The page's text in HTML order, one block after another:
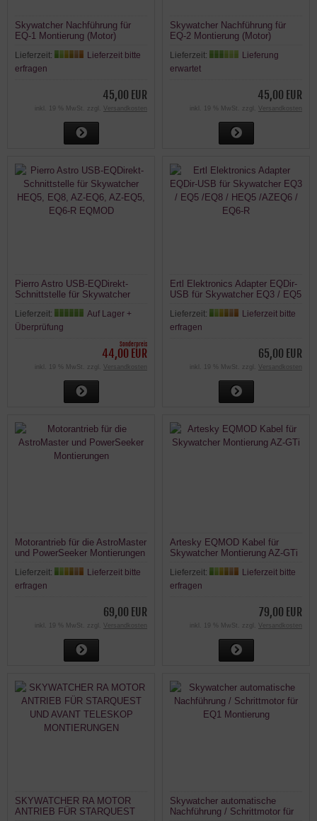
Skywatcher Nachführung für
EQ-1 Montierung (Motor)
Lieferzeit:
Lieferzeit bitte
erfragen
45,00 EUR
inkl. 19 % MwSt. zzgl. Versandkosten
Skywatcher Nachführung für
EQ-2 Montierung (Motor)
Lieferzeit:
Lieferung
erwartet
45,00 EUR
inkl. 19 % MwSt. zzgl. Versandkosten
Pierro Astro USB-EQDirekt-
Schnittstelle für Skywatcher
EQ6-R EQMOD
Lieferzeit:
Auf Lager +
Überprüfung
Sonderpreis
44,00 EUR
inkl. 19 % MwSt. zzgl. Versandkosten
Ertl Elektronics Adapter EQDir-
USB für Skywatcher EQ3 / EQ5
Lieferzeit:
Lieferzeit bitte
erfragen
65,00 EUR
inkl. 19 % MwSt. zzgl. Versandkosten
Motorantrieb für die AstroMaster
und PowerSeeker Montierungen
Lieferzeit:
Lieferzeit bitte
erfragen
69,00 EUR
inkl. 19 % MwSt. zzgl. Versandkosten
Artesky EQMOD Kabel für
Skywatcher Montierung AZ-GTi
Lieferzeit:
Lieferzeit bitte
erfragen
79,00 EUR
inkl. 19 % MwSt. zzgl. Versandkosten
SKYWATCHER RA MOTOR
ANTRIEB FÜR STARQUEST
Skywatcher automatische
Nachführung / Schrittmotor für